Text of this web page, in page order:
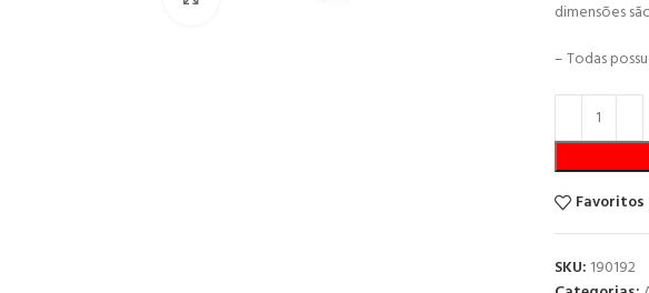
dimensões
– Todas
Favoritos
SKU: 190192